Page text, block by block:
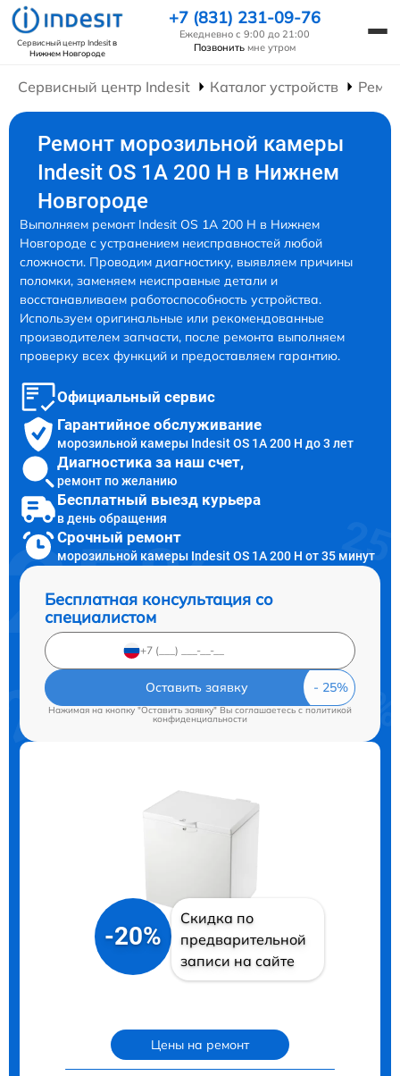
Сервисный центр Indesitв
Нижнем Новгороде
+7 (831) 231-09-76
Ежедневно с 9:00 до 21:00
Позвонить мне утром
Сервисный центр Indesit Каталог устройств
Ремонт морозильной камеры
Indesit OS 1A 200 H в Нижнем
Новгороде
Выполняем ремонт Indesit OS 1A 200 H в Нижнем
Новгороде с устранением неисправностей любой
сложности. Проводим диагностику, выявляем причины
поломки, заменяем неисправные детали и
восстанавливаем работоспособность устройства.
Используем оригинальные или рекомендованные
производителем запчасти, после ремонта выполняем
проверку всех функций и предоставляем гарантию.
Официальный сервис
Гарантийное обслуживание
морозильной камеры Indesit OS 1A 200 H до 3 лет
Диагностика за наш счет,
ремонт по желанию
Бесплатный выезд курьера
в день обращения
Срочный ремонт
морозильной камеры Indesit OS 1A 200 H от 35 минут
Бесплатная консультация со
специалистом
Оставить заявку
Нажимая на кнопку "Оставить заявку" Вы соглашаетесь cполитикой
конфиденциальности
-20%
Скидка по
предварительной
записи на сайте
Цены на ремонт